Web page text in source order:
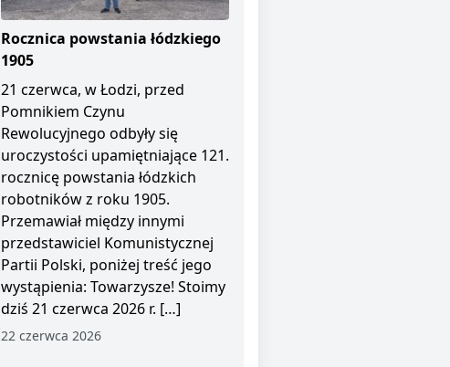
Rocznica powstania łódzkiego
1905
21 czerwca, w Łodzi, przed
Pomnikiem Czynu
Rewolucyjnego odbyły się
uroczystości upamiętniające 121.
rocznicę powstania łódzkich
robotników z roku 1905.
Przemawiał między innymi
przedstawiciel Komunistycznej
Partii Polski, poniżej treść jego
wystąpienia: Towarzysze! Stoimy
dziś 21 czerwca 2026 r. […]
22 czerwca 2026